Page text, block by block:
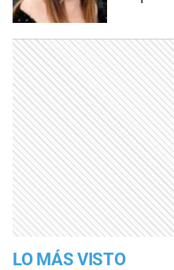
LO MÁS VISTO